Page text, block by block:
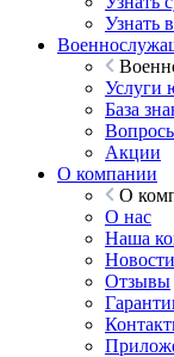
Узнать
Услуги
База
Акции
О компании
О
О нас
Наша
Новости
Отзывы